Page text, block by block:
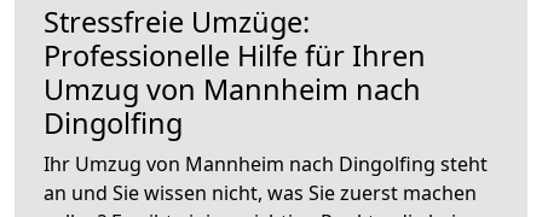
Stressfreie Umzüge:
Professionelle Hilfe für Ihren
Umzug von Mannheim nach
Dingolfing
Ihr Umzug von Mannheim nach Dingolfing steht
an und Sie wissen nicht, was Sie zuerst machen